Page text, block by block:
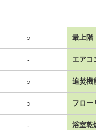
○ 最上階
- エアコ
○ 追焚機
○ フロー
- 浴室乾